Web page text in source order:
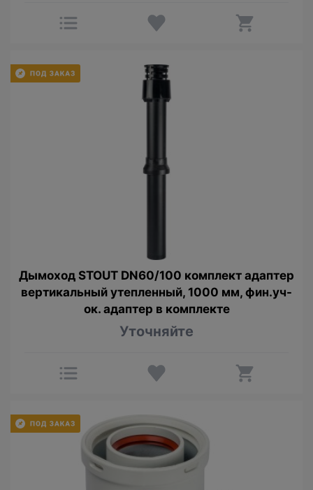
Дымоход STOUT DN60/100 комплект адаптер
вертикальный утепленный, 1000 мм, фин.уч-
ок. адаптер в комплекте
Уточняйте